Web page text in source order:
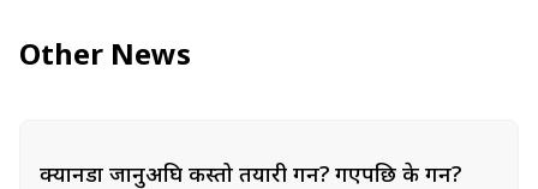
Other News
क्यानडा जानुअघि कस्तो तयारी गर्ने? गएपछि के गर्ने?